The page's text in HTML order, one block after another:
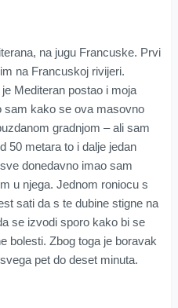
na jugu Francuske. Prvi
na Francuskoj rivijeri.
Mediteran postao i moja
sam kako se ova masovno
gradnjom – ali sam
50 metara to i dalje jedan
donedavno imao sam
u njega. Jednom roniocu s
sati da s te dubine stigne na
se izvodi sporo kako bi se
bolesti. Zbog toga je boravak
pet do deset minuta.